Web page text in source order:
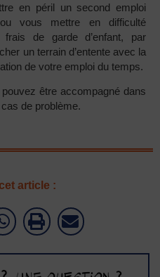
en péril un second emploi
ou vous mettre en difficulté
de garde d’enfant, par
un terrain d’entente avec la
de votre emploi du temps.
être accompagné dans
de problème.
article :